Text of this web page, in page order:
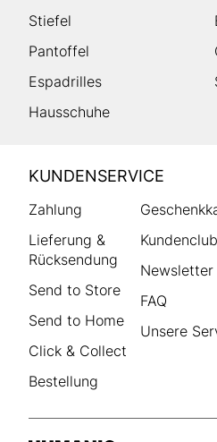
Stiefel
Pantoffel
Espadrilles
Hausschuhe
HUMANIC
Footer
KUNDENSERVICE
Zahlung
Lieferung &
Rücksendung
Send to Store
Send to Home
Click & Collect
Bestellung
Kundenclub
Newsletter
FAQ
Unsere